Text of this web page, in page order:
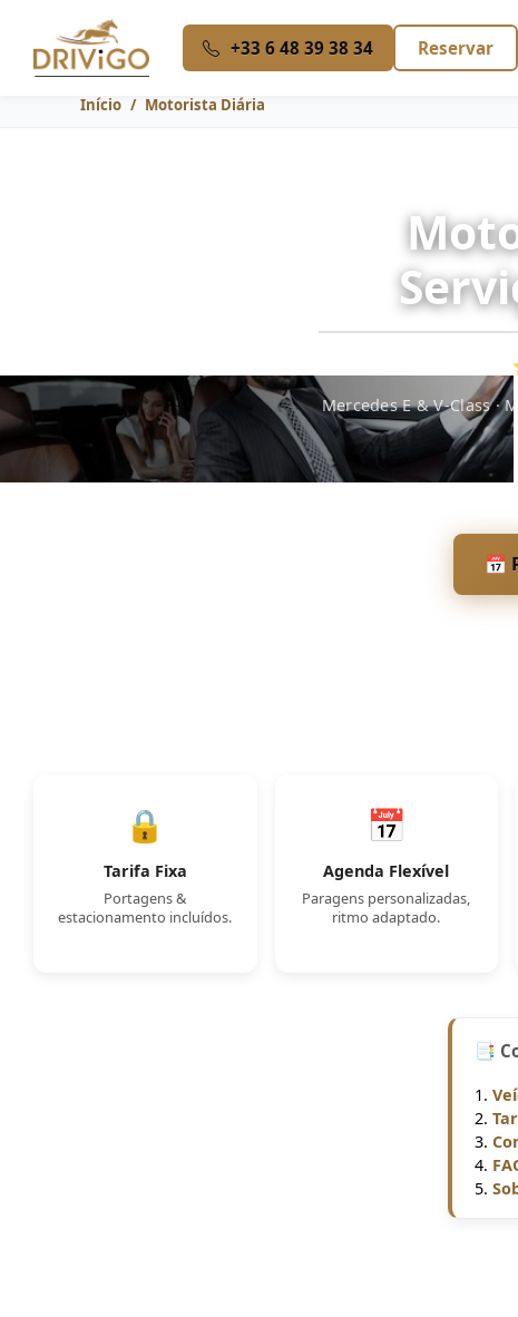
+33 6 48 39 38 34 Reservar
Início Motorista Diária
Mercedes E & V-Class ·
📅
🔒
Tarifa Fixa
Portagens &
estacionamento incluídos.
📅
Agenda Flexível
Paragens personalizadas,
ritmo adaptado.
📑